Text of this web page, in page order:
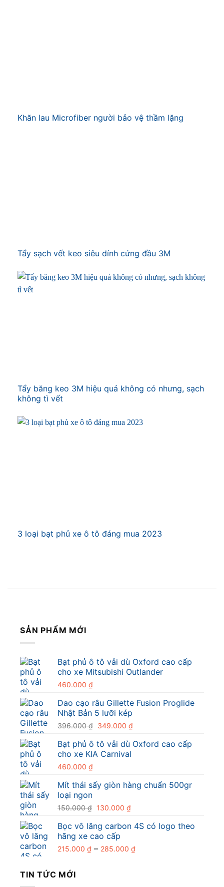
Khăn lau Microfiber người bảo vệ thầm lặng
Tẩy sạch vết keo siêu dính cứng đầu 3M
Tẩy băng keo 3M hiệu quả không có nhưng, sạch
không tì vết
3 loại bạt phủ xe ô tô đáng mua 2023
SẢN PHẨM MỚI
Bạt phủ ô tô vải dù Oxford cao cấp
cho xe Mitsubishi Outlander
460.000 ₫
Dao cạo râu Gillette Fusion Proglide
Nhật Bản 5 lưỡi kép
396.000₫ Giá
là:
396.000 ₫.
349.000₫Giá
tại
Bạt phủ ô tô vải dù Oxford cao cấp
cho xe KIA Carnival
460.000 ₫
Mít thái sấy giòn hàng chuẩn 500gr
loại ngon
150.000₫ Giá
là:
150.000 ₫.
130.000₫Giá
tại
130.000 ₫.
Bọc vô lăng carbon 4S có logo theo
hãng xe cao cấp
215.000 ₫ – 285.000 ₫Khoảng
TIN TỨC MỚI